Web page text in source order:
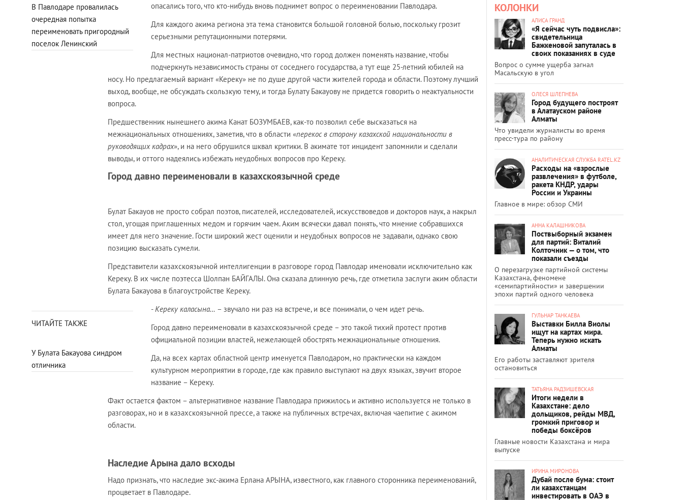
В Павлодаре провалилась
очередная попытка
переименовать пригородный
поселок Ленинский
опасались того, что кто-нибудь вновь поднимет вопрос о переименовании Павлодара.
Для каждого акима региона эта тема становится большой головной болью, поскольку грозит
серьезными репутационными потерями.
Для местных национал-патриотов очевидно, что город должен поменять название, чтобы
подчеркнуть независимость страны от соседнего государства, а тут еще 25-летний юбилей на
носу. Но предлагаемый вариант «Кереку» не по душе другой части жителей города и области. Поэтому лучший
выход, вообще, не обсуждать скользкую тему, и тогда Булату Бакауову не придется говорить о неактуальности
вопроса.
Предшественник нынешнего акима Канат БОЗУМБАЕВ, как-то позволил себе высказаться на
межнациональных отношениях, заметив, что в области «перекос в сторону казахской национальности в
руководящих кадрах», и на него обрушился шквал критики. В акимате тот инцидент запомнили и сделали
выводы, и оттого надеялись избежать неудобных вопросов про Кереку.
Город давно переименовали в казахскоязычной среде
Булат Бакауов не просто собрал поэтов, писателей, исследователей, искусствоведов и докторов наук, а накрыл
стол, угощая приглашенных медом и горячим чаем. Аким всячески давал понять, что мнение собравшихся
имеет для него значение. Гости широкий жест оценили и неудобных вопросов не задавали, однако свою
позицию высказать сумели.
Представители казахскоязычной интеллигенции в разговоре город Павлодар именовали исключительно как
Кереку. В их числе поэтесса Шолпан БАЙГАЛЫ. Она сказала длинную речь, где отметила заслуги аким области
Булата Бакауова в благоустройстве Кереку.
ЧИТАЙТЕ ТАКЖЕ
У Булата Бакауова синдром
отличника
-Кереку каласына… – звучало ни раз на встрече, и все понимали, о чем идет речь.
Город давно переименовали в казахскоязычной среде – это такой тихий протест против
официальной позиции властей, нежелающей обострять межнациональные отношения.
Да, на всех картах областной центр именуется Павлодаром, но практически на каждом
культурном мероприятии в городе, где как правило выступают на двух языках, звучит второе
название – Кереку.
Факт остается фактом – альтернативное название Павлодара прижилось и активно используется не только в
разговорах, но и в казахскоязычной прессе, а также на публичных встречах, включая чаепитие с акимом
области.
Наследие Арына дало всходы
Надо признать, что наследие экс-акима Ерлана АРЫНА, известного, как главного сторонника переименований,
процветает в Павлодаре.
КОЛОНКИ
АЛИСА ГРАНД
«Я сейчас чуть подвисла»:
свидетельница
Бажкеновой запуталась в
своих показаниях в суде
Вопрос о сумме ущерба загнал
Масальскую в угол
ОЛЕСЯ ШЛЕПНЕВА
Город будущего построят
в Алатауском районе
Алматы
Что увидели журналисты во время
пресс-тура по району
АНАЛИТИЧЕСКАЯ СЛУЖБА RATEL.KZ
Расходы на «взрослые
развлечения» в футболе,
ракета КНДР, удары
России и Украины
Главное в мире: обзор СМИ
АННА КАЛАШНИКОВА
Поствыборный экзамен
для партий: Виталий
Колточник — о том, что
показали съезды
О перезагрузке партийной системы
Казахстана, феномене
«семипартийности» и завершении
эпохи партий одного человека
ГУЛЬНАР ТАНКАЕВА
Выставки Билла Виолы
ищут на картах мира.
Теперь нужно искать
Алматы
Его работы заставляют зрителя
остановиться
ТАТЬЯНА РАДЗИШЕВСКАЯ
Итоги недели в
Казахстане: дело
дольщиков, рейды МВД,
громкий приговор и
победы боксёров
Главные новости Казахстана и мира
выпуске
ИРИНА МИРОНОВА
Дубай после бума: стоит
ли казахстанцам
инвестировать в ОАЭ в